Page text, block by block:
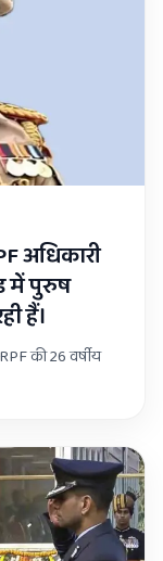
अधिकारी
में पुरुष
हैं।
की 26 वर्षीय